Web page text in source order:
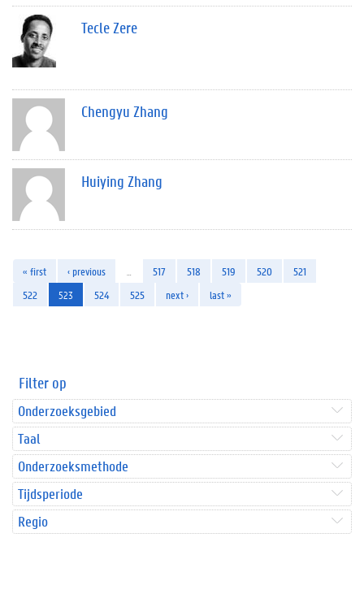
Tecle Zere
Chengyu Zhang
Huiying Zhang
« first ‹ previous 517 518 519 520
521
522
523 524 525 next › last »
Filter op
Onderzoeksgebied
Taal
Onderzoeksmethode
Tijdsperiode
Regio